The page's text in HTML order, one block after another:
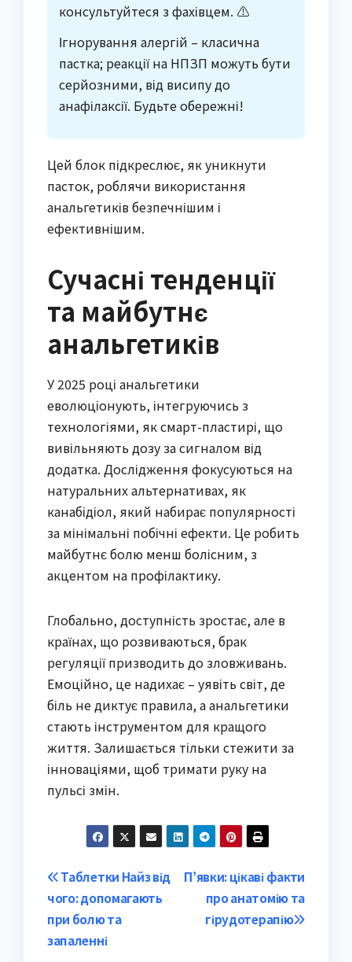
консультуйтеся з фахівцем. ⚠️
Ігнорування алергій – класична
пастка; реакції на НПЗП можуть бути
серйозними, від висипу до
анафілаксії. Будьте обережні!
Цей блок підкреслює, як уникнути
пасток, роблячи використання
анальгетиків безпечнішим і
ефективнішим.
Сучасні тенденції
та майбутнє
анальгетиків
У 2025 році анальгетики
еволюціонують, інтегруючись з
технологіями, як смарт-пластирі, що
вивільняють дозу за сигналом від
додатка. Дослідження фокусуються на
натуральних альтернативах, як
канабідіол, який набирає популярності
за мінімальні побічні ефекти. Це робить
майбутнє болю менш болісним, з
акцентом на профілактику.
Глобально, доступність зростає, але в
країнах, що розвиваються, брак
регуляції призводить до зловживань.
Емоційно, це надихає – уявіть світ, де
біль не диктує правила, а анальгетики
стають інструментом для кращого
життя. Залишається тільки стежити за
інноваціями, щоб тримати руку на
пульсі змін.
Post
navigation
П’явки: цікаві факти
про анатомію та
гірудотерапію
Таблетки Найз від
чого: допомагають
при болю та
запаленні